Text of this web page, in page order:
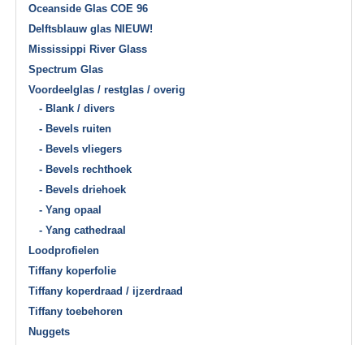
Oceanside Glas COE 96
Delftsblauw glas NIEUW!
Mississippi River Glass
Spectrum Glas
Voordeelglas / restglas / overig
- Blank / divers
- Bevels ruiten
- Bevels vliegers
- Bevels rechthoek
- Bevels driehoek
- Yang opaal
- Yang cathedraal
Loodprofielen
Tiffany koperfolie
Tiffany koperdraad / ijzerdraad
Tiffany toebehoren
Nuggets